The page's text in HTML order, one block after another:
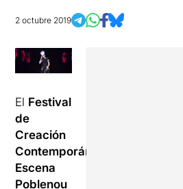
2 octubre 2019
El Festival
de
Creación
Contemporánea
Escena
Poblenou